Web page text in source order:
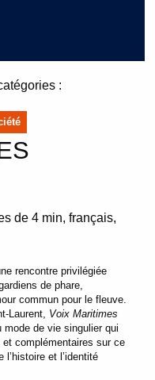
:
de 4 min français
rencontre privilégiée
de phare,
commun pour le fleuve.
Laurent, Voix Maritimes
de vie singulier qui
complémentaires sur ce
et l’identité